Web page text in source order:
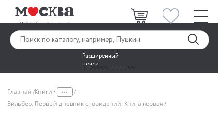
Расширенный
поиск
Главная Книги ...
Зильбер. Первый дневник сновидений. Книга первая